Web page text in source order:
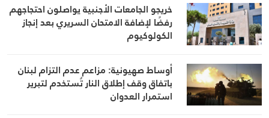
خريجو الجامعات الأجنبية يواصلون احتجاجهم
رفضًا لإضافة الامتحان السريري بعد إنجاز
الكولوكيوم
أوساط صهيونية: مزاعم عدم التزام لبنان
باتفاق وقف إطلاق النار تُستخدم لتبرير
استمرار العدوان